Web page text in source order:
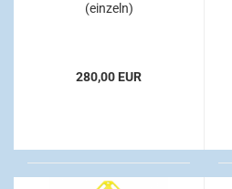
(einzeln)
280,00 EUR